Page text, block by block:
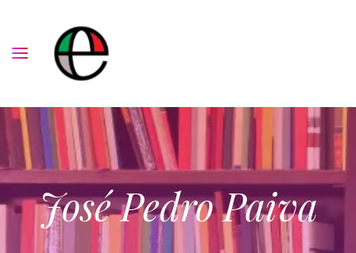
José Pedro Paiva